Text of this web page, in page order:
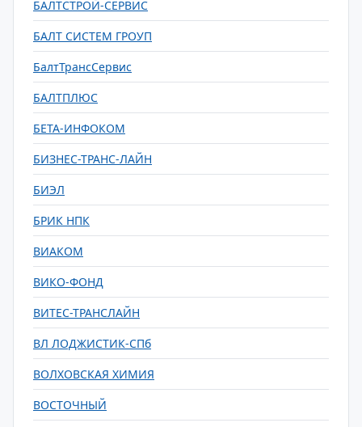
БАЛТСТРОЙ-СЕРВИС
БАЛТ СИСТЕМ ГРОУП
БалтТрансСервис
БАЛТПЛЮС
БЕТА-ИНФОКОМ
БИЗНЕС-ТРАНС-ЛАЙН
БИЭЛ
БРИК НПК
ВИАКОМ
ВИКО-ФОНД
ВИТЕС-ТРАНСЛАЙН
ВЛ ЛОДЖИСТИК-СПб
ВОЛХОВСКАЯ ХИМИЯ
ВОСТОЧНЫЙ